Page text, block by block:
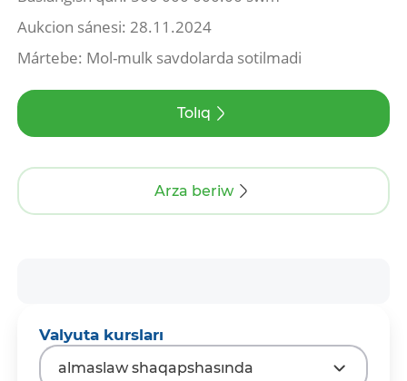
Aukcion sánesi: 28.11.2024
Mártebe: Mol-mulk savdolarda sotilmadi
Tolıq
Arza beriw
Valyuta kursları
almaslaw shaqapshasında